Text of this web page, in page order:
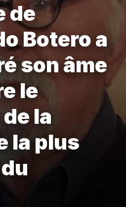
de
Botero a
son âme
le
la
la plus